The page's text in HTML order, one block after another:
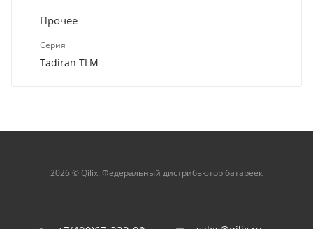
Прочее
Серия
Tadiran TLM
2026 © Qilix: Федеральный дистрибьютор батареек